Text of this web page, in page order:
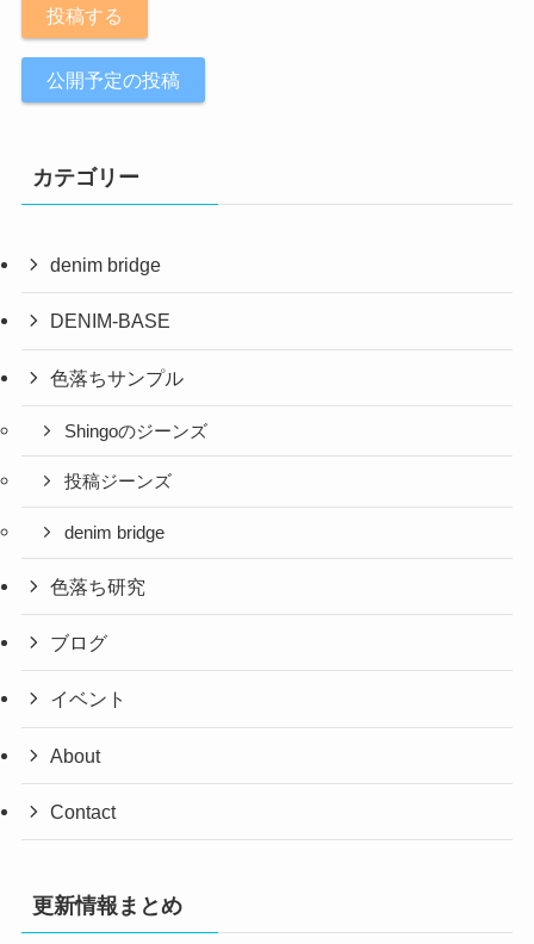
投稿する
公開予定の投稿
カテゴリー
denim bridge
DENIM-BASE
色落ちサンプル
Shingoのジーンズ
投稿ジーンズ
denim bridge
色落ち研究
ブログ
イベント
About
Contact
更新情報まとめ